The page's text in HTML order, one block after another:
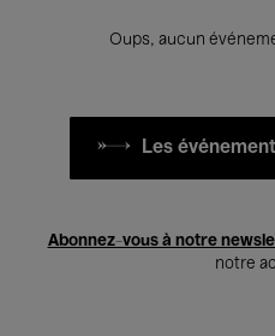
Oups, aucun
Les
Abonnez-vous à notre
notre